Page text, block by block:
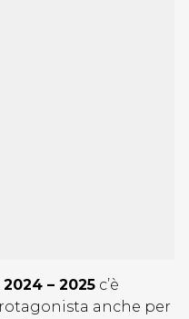
– 2025 c’è
anche per